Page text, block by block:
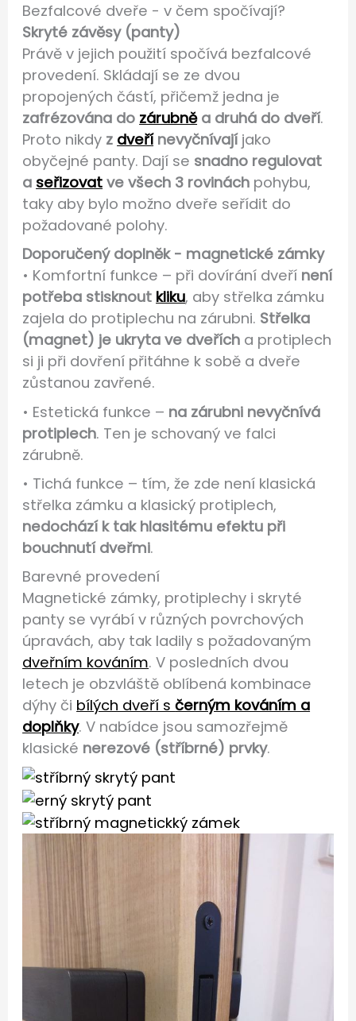
Bezfalcové dveře - v čem spočívají?
Skryté závěsy (panty)
Právě v jejich použití spočívá bezfalcové
provedení. Skládají se ze dvou
propojených částí, přičemž jedna je
zafrézována do zárubněa druhá do dveří.
Proto nikdy z dveřínevyčnívajíjako
obyčejné panty. Dají se snadno regulovat
a seřizovat ve všech 3 rovinách pohybu,
taky aby bylo možno dveře seřídit do
požadované polohy.
Doporučený doplněk - magnetické zámky
• Komfortní funkce – při dovírání dveří není
potřeba stisknout kliku, aby střelka zámku
zajela do protiplechu na zárubni. Střelka
(magnet) je ukryta ve dveřích a protiplech
si ji při dovření přitáhne k sobě a dveře
zůstanou zavřené.
• Estetická funkce – na zárubni nevyčnívá
protiplech. Ten je schovaný ve falci
zárubně.
• Tichá funkce – tím, že zde není klasická
střelka zámku a klasický protiplech,
nedochází k tak hlasitému efektu při
bouchnutí dveřmi.
Barevné provedení
Magnetické zámky, protiplechy i skryté
panty se vyrábí v různých povrchových
úpravách, aby tak ladily s požadovaným
dveřním kováním. V posledních dvou
letech je obzvláště oblíbená kombinace
dýhy či bílých dveří sčerným kováním a
doplňky. V nabídce jsou samozřejmě
klasické nerezové (stříbrné) prvky.